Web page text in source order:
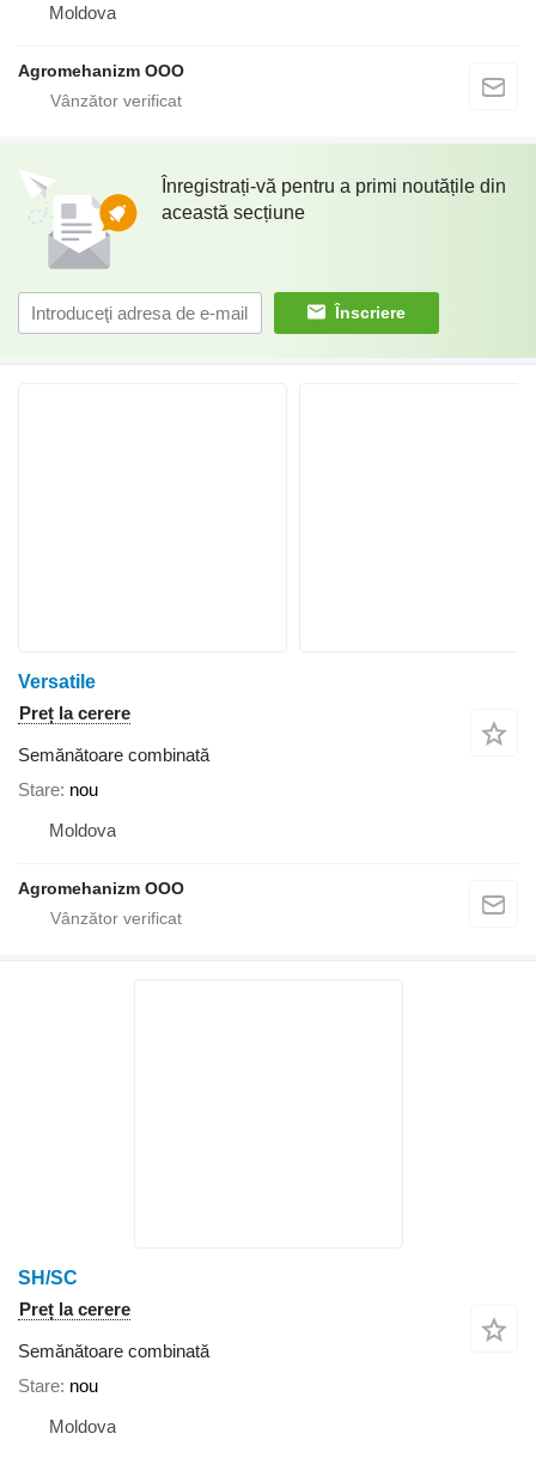
Moldova
Agromehanizm OOO
Înregistrați-vă pentru a primi noutățile din
această secțiune
Înscriere
Versatile
Preț la cerere
Semănătoare combinată
Stare nou
Moldova
Agromehanizm OOO
SH/SC
Preț la cerere
Semănătoare combinată
Stare nou
Moldova